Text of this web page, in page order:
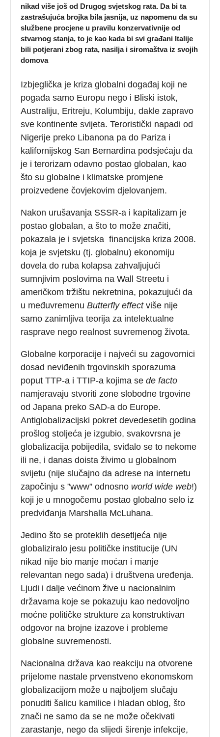
nikad više još od Drugog svjetskog rata. Da bi ta
zastrašujuća brojka bila jasnija, uz napomenu da su
službene procjene u pravilu konzervativnije od
stvarnog stanja, to je kao kada bi svi građani Italije
bili potjerani zbog rata, nasilja i siromaštva iz svojih
domova
Izbjeglička je kriza globalni događaj koji ne
pogađa samo Europu nego i Bliski istok,
Australiju, Eritreju, Kolumbiju, dakle zapravo
sve kontinente svijeta. Teroristički napadi od
Nigerije preko Libanona pa do Pariza i
kalifornijskog San Bernardina podsjećaju da
je i terorizam odavno postao globalan, kao
što su globalne i klimatske promjene
proizvedene čovjekovim djelovanjem.
Nakon urušavanja SSSR-a i kapitalizam je
postao globalan, a što to može značiti,
pokazala je i svjetska financijska kriza 2008.
koja je svjetsku (tj. globalnu) ekonomiju
dovela do ruba kolapsa zahvaljujući
sumnjivim poslovima na Wall Streetu i
američkom tržištu nekretnina, pokazujući da
u međuvremenuButterfly effectviše nije
samo zanimljiva teorija za intelektualne
rasprave nego realnost suvremenog života.
Globalne korporacije i najveći su zagovornici
dosad neviđenih trgovinskih sporazuma
poput TTP-a i TTIP-a kojima sede facto
namjeravaju stvoriti zone slobodne trgovine
od Japana preko SAD-a do Europe.
Antiglobalizacijski pokret devedesetih godina
prošlog stoljeća je izgubio, svakovrsna je
globalizacija pobijedila, sviđalo se to nekome
ili ne, i danas doista živimo u globalnom
svijetu (nije slučajno da adrese na internetu
započinju s ”www” odnosno world wide web!)
koji je u mnogočemu postao globalno selo iz
predviđanja Marshalla McLuhana.
Jedino što se proteklih desetljeća nije
globaliziralo jesu političke institucije (UN
nikad nije bio manje moćan i manje
relevantan nego sada) i društvena uređenja.
Ljudi i dalje većinom žive u nacionalnim
državama koje se pokazuju kao nedovoljno
moćne političke strukture za konstruktivan
odgovor na brojne izazove i probleme
globalne suvremenosti.
Nacionalna država kao reakciju na otvorene
prijelome nastale prvenstveno ekonomskom
globalizacijom može u najboljem slučaju
ponuditi šalicu kamilice i hladan oblog, što
znači ne samo da se ne može očekivati
zarastanje, nego da slijedi širenje infekcije,